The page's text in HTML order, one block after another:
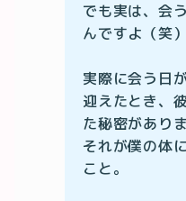
でも実は、会
んですよ（笑）
実際に会う日
迎えたとき、
た秘密があり
それが僕の体
こと。